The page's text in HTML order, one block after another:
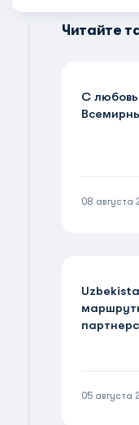
Читайте
С
08 августа
05 августа